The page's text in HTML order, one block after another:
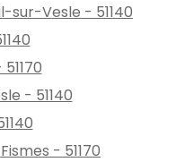
sur-Vesle - 51140
- 51140
- 51170